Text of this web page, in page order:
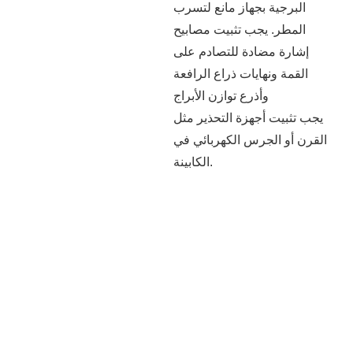
البرجية بجهاز مانع لتسرب
المطر. يجب تثبيت مصابيح
إشارة مضادة للتصادم على
القمة ونهايات ذراع الرافعة
وأذرع توازن الأبراج
يجب تثبيت أجهزة التحذير مثل
القرن أو الجرس الكهربائي في
الكابينة.